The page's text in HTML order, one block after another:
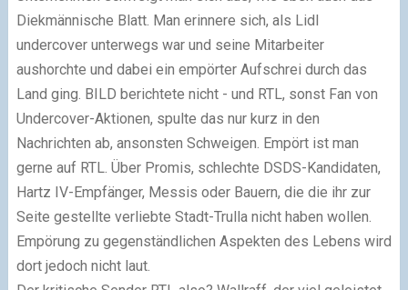
Diekmännische Blatt. Man erinnere sich, als Lidl
undercover unterwegs war und seine Mitarbeiter
aushorchte und dabei ein empörter Aufschrei durch das
Land ging. BILD berichtete nicht - und RTL, sonst Fan von
Undercover-Aktionen, spulte das nur kurz in den
Nachrichten ab, ansonsten Schweigen. Empört ist man
gerne auf RTL. Über Promis, schlechte DSDS-Kandidaten,
Hartz IV-Empfänger, Messis oder Bauern, die die ihr zur
Seite gestellte verliebte Stadt-Trulla nicht haben wollen.
Empörung zu gegenständlichen Aspekten des Lebens wird
dort jedoch nicht laut.